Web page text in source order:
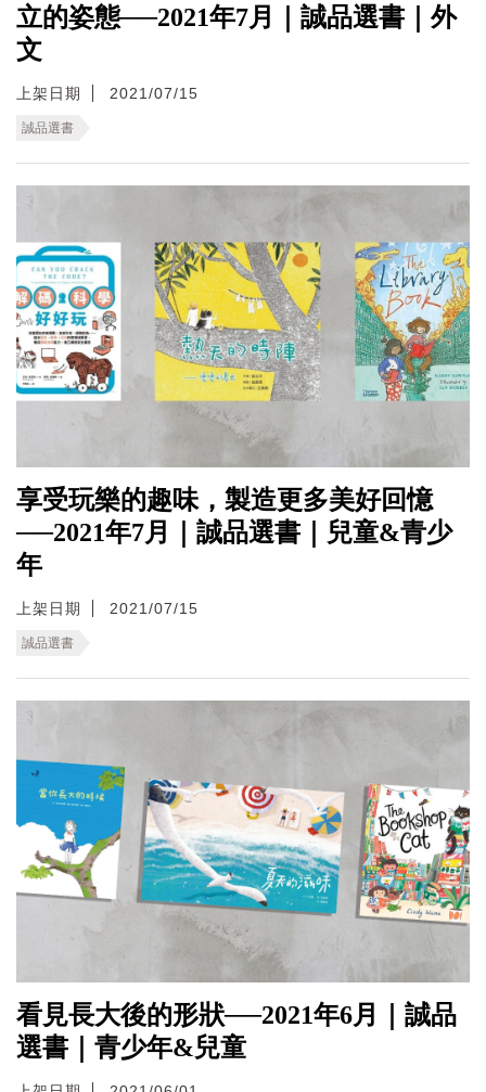
立的姿態──2021年7月｜誠品選書｜外
文
上架日期 2021/07/15
誠品選書
享受玩樂的趣味，製造更多美好回憶
──2021年7月｜誠品選書｜兒童&青少
年
上架日期 2021/07/15
誠品選書
看見長大後的形狀──2021年6月｜誠品
選書｜青少年&兒童